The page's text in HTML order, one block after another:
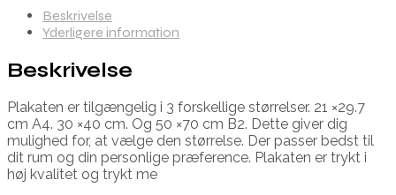
Beskrivelse
Yderligere information
Beskrivelse
Plakaten er tilgængelig i 3 forskellige størrelser. 21 ×29.7
cm A4. 30 ×40 cm. Og 50 ×70 cm B2. Dette giver dig
mulighed for, at vælge den størrelse. Der passer bedst til
dit rum og din personlige præference. Plakaten er trykt i
høj kvalitet og trykt me